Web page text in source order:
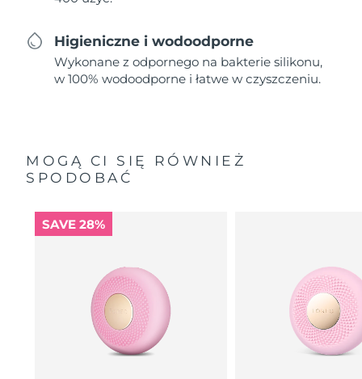
Higieniczne i wodoodporne
Wykonane z odpornego na bakterie silikonu,
w 100% wodoodporne i łatwe w czyszczeniu.
MOGĄ CI SIĘ RÓWNIEŻ
SPODOBAĆ
SAVE 28%